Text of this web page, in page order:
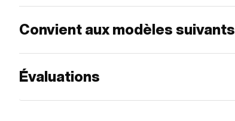
Convient aux modèles suivants
Évaluations